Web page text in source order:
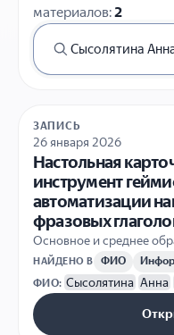
материалов:2
ЗАПИСЬ
26 января 2026
Настольная
инструмент
автоматизации
фразовых
Основное и среднее
НАЙДЕНО В ФИО
ФИО: Сысолятина Анна